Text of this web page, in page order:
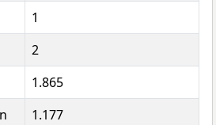
1
2
1.865
1.177